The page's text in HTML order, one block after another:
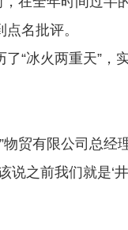
名批评。
冰火两重天”，
贸有限公司总经
之前我们就是‘